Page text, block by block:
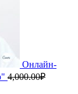
Онлайн-
4,000.00₽